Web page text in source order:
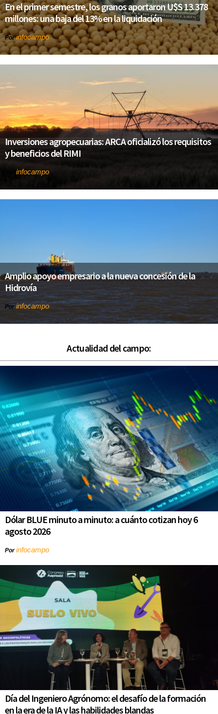
En el primer semestre, los granos aportaron U$S 13.378
millones: una baja del 13% en la liquidación
Porinfocampo
Inversiones agropecuarias: ARCA oficializó los requisitos
y beneficios del RIMI
infocampo
Amplio apoyo empresario a la nueva concesión de la
Hidrovía
Por infocampo
Actualidad del campo:
Dólar BLUE minuto a minuto: a cuánto cotizan hoy 6
agosto 2026
Porinfocampo
Día del Ingeniero Agrónomo: el desafío de la formación
en la era de la IA y las habilidades blandas